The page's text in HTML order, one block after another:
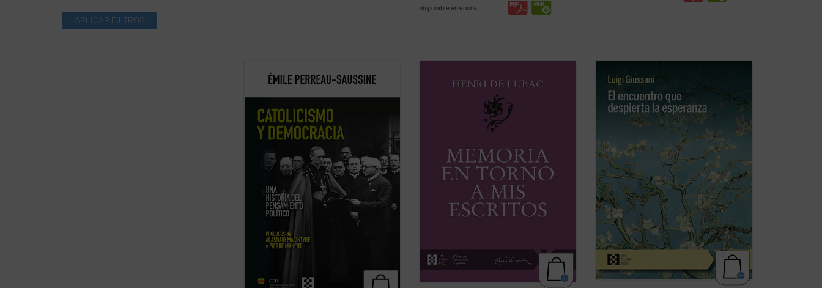
disponible en ebook:
Catolicismo y democraciarecorre la
católico desde la Revolución francesa
hasta hoy. Émile Perreau-Saussine
analiza cómo la Iglesia respondió a la
democracia liberal, un sistema para el
primeros veinte añosy Memoria en
torno a mis escritos. Ambas Memorias
nos permiten conocer la vida y la obra de
Henri de Lubac desde su nacimiento en
1896 hasta el final de su período militar ...
Estas páginas ofrecen las lecciones, el
diálogo en asamblea y la síntesis, hasta
ahora inéditos, de Luigi Giussani con
jóvenes universitarios de Comunión y
Liberación en 1985. Giussani propone
una inversión de perspectiva: las
necesidades ...
(ver ficha)